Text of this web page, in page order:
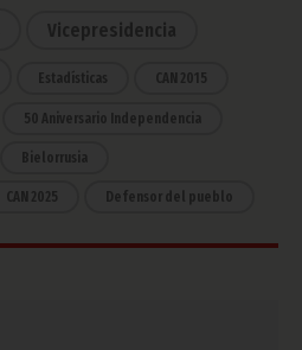
Vicepresidencia
Estadísticas CAN 2015
50 Aniversario Independencia
Bielorrusia
CAN 2025 Defensor del pueblo